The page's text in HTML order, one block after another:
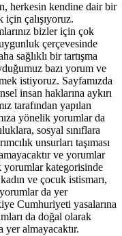
herkesin kendine dair bir
için çalışıyoruz.
bizler için çok
çerçevesinde
sağlıklı bir tartışma
bazı yorum ve
istiyoruz. Sayfamızda
insan haklarına aykırı
tarafından yapılan
yönelik yorumlar da
sosyal sınıflara
unsurları taşıması
ve yorumlar
yorumlar kategorisinde
ve çocuk istismarı,
da yer
Cumhuriyeti yasalarına
da doğal olarak
yer almayacaktır.